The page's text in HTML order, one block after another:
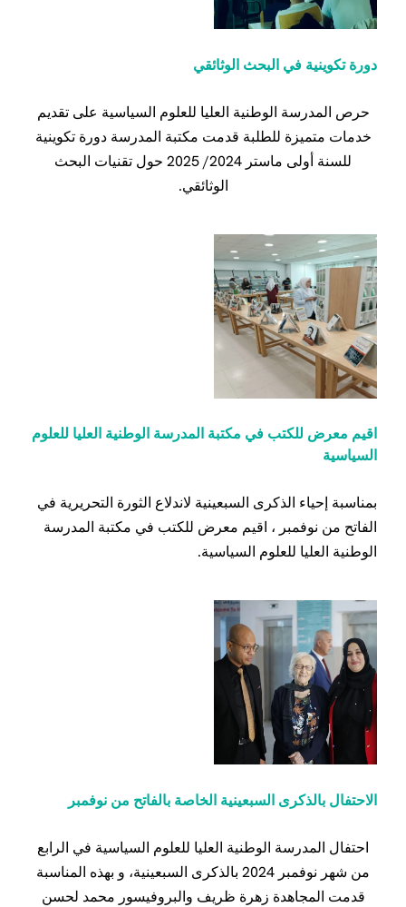
دورة تكوينية في البحث الوثائقي
حرص المدرسة الوطنية العليا للعلوم السياسية على تقديم
خدمات متميزة للطلبة قدمت مكتبة المدرسة دورة تكوينية
للسنة أولى ماستر 2024/ 2025 حول تقنيات البحث
الوثائقي.
اقيم معرض للكتب في مكتبة المدرسة الوطنية العليا للعلوم
السياسية
بمناسبة إحياء الذكرى السبعينية لاندلاع الثورة التحريرية في
الفاتح من نوفمبر ، اقيم معرض للكتب في مكتبة المدرسة
الوطنية العليا للعلوم السياسية.
الاحتفال بالذكرى السبعينية الخاصة بالفاتح من نوفمبر
احتفال المدرسة الوطنية العليا للعلوم السياسية في الرابع
من شهر نوفمبر 2024 بالذكرى السبعينية، و بهذه المناسبة
قدمت المجاهدة زهرة ظريف والبروفيسور محمد لحسن